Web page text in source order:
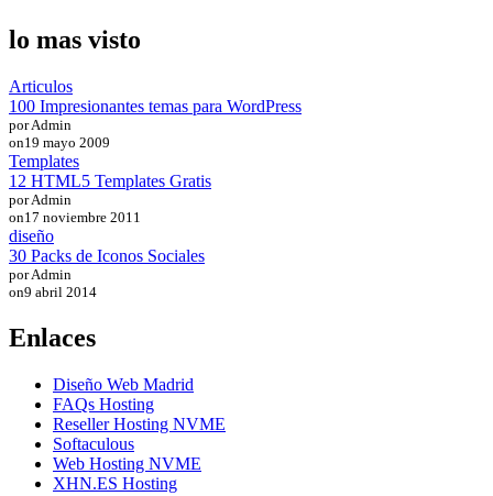
lo mas visto
Articulos
100 Impresionantes temas para WordPress
por Admin
on19 mayo 2009
Templates
12 HTML5 Templates Gratis
por Admin
on17 noviembre 2011
diseño
30 Packs de Iconos Sociales
por Admin
on9 abril 2014
Enlaces
Diseño Web Madrid
FAQs Hosting
Reseller Hosting NVME
Softaculous
Web Hosting NVME
XHN.ES Hosting